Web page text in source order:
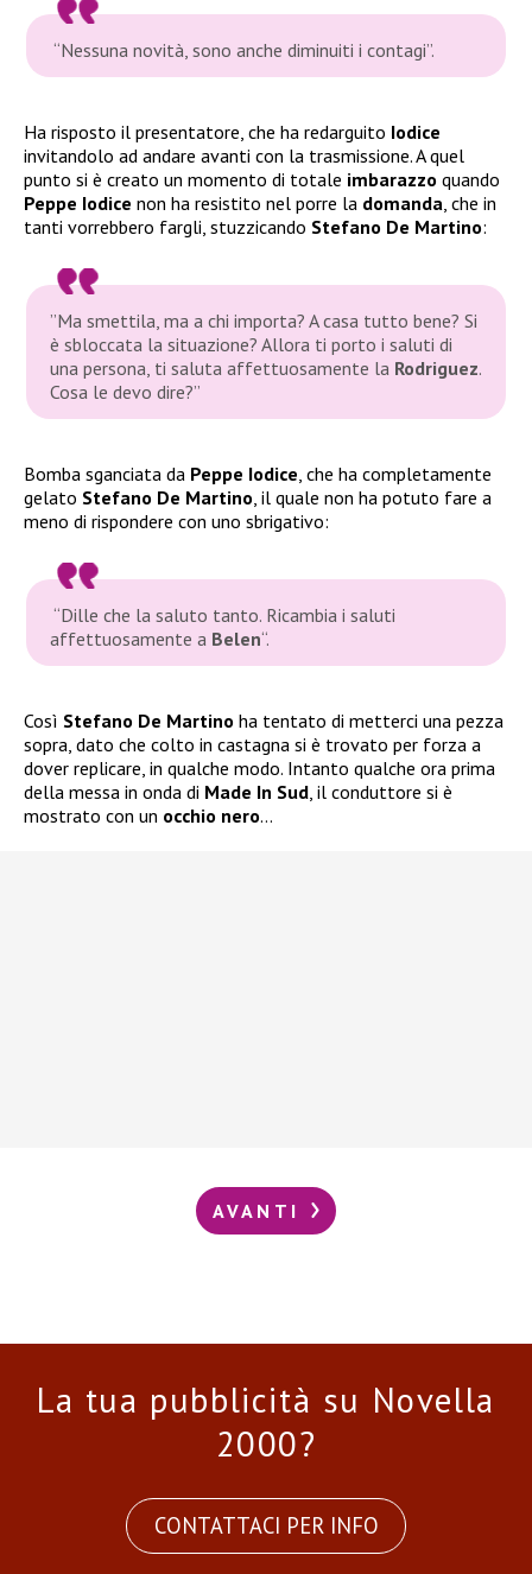
“Nessuna novità, sono anche diminuiti i contagi”.
Ha risposto il presentatore, che ha redarguito Iodice
invitandolo ad andare avanti con la trasmissione. A quel
punto si è creato un momento di totale imbarazzo quando
Peppe Iodice non ha resistito nel porre la domanda , che in
tanti vorrebbero fargli, stuzzicando Stefano De Martino:
”Ma smettila, ma a chi importa? A casa tutto bene? Si
è sbloccata la situazione? Allora ti porto i saluti di
una persona, ti saluta affettuosamente la Rodriguez.
Cosa le devo dire?”
Bomba sganciata da Peppe Iodice , che ha completamente
gelato Stefano De Martino , il quale non ha potuto fare a
meno di rispondere con uno sbrigativo:
“Dille che la saluto tanto. Ricambia i saluti
affettuosamente a Belen“.
Così Stefano De Martino ha tentato di metterci una pezza
sopra, dato che colto in castagna si è trovato per forza a
dover replicare, in qualche modo. Intanto qualche ora prima
della messa in onda di Made In Sud, il conduttore si è
mostrato con un occhio nero…
AVANTI
La tua pubblicità su Novella
2000?
CONTATTACI PER INFO